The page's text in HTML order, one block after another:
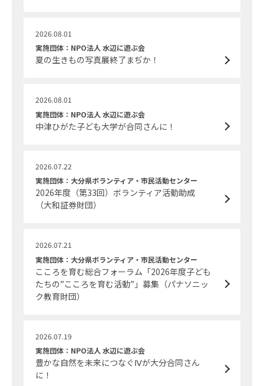
2026.08.01
実施団体：NPO法人 水辺に遊ぶ会
夏の生きもの写真展終了まぢか！
2026.08.01
実施団体：NPO法人 水辺に遊ぶ会
中津ひがた子ども大学が合同さんに！
2026.07.22
実施団体：大分県ボランティア・市民活動センター
2026年度（第33回）ボランティア活動助成
（大和証券財団）
2026.07.21
実施団体：大分県ボランティア・市民活動センター
こころを育む総合フォーラム「2026年度子ども
たちの”こころを育む活動”」募集（パナソニッ
ク教育財団）
2026.07.19
実施団体：NPO法人 水辺に遊ぶ会
豊かな自然を未来につなぐⅣが大分合同さん
に！